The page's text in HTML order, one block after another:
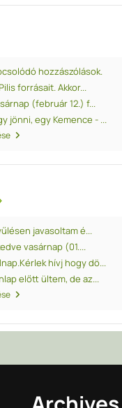
hozzászólások.
forrásait. Akkor...
(február 12.) f...
jönni, egy Kemence - ...
javasoltam é...
vasárnap (01....
hívj hogy dö...
előtt ültem, de az...